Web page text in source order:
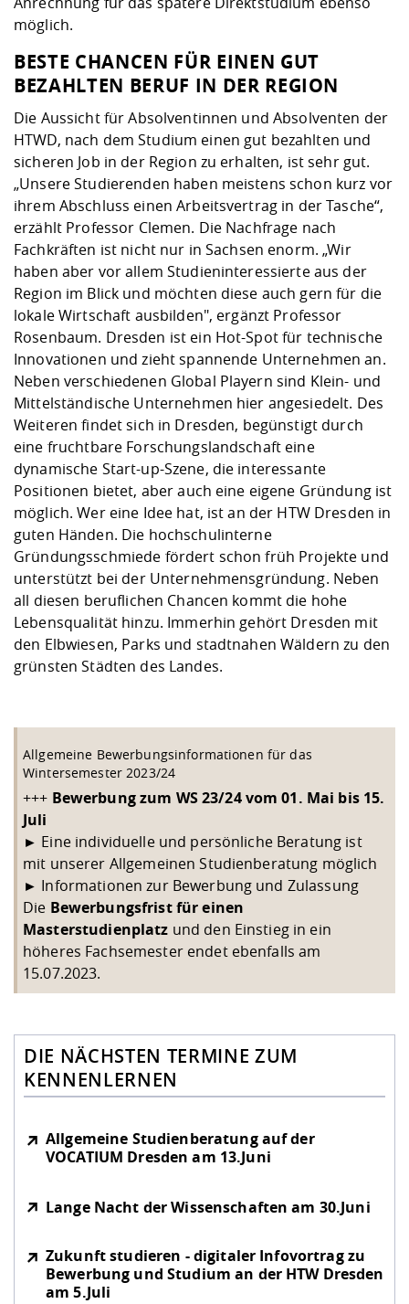
möglich.
BESTE CHANCEN FÜR EINEN GUT
BEZAHLTEN BERUF IN DER REGION
Die Aussicht für Absolventinnen und Absolventen der
HTWD, nach dem Studium einen gut bezahlten und
sicheren Job in der Region zu erhalten, ist sehr gut.
„Unsere Studierenden haben meistens schon kurz vor
ihrem Abschluss einen Arbeitsvertrag in der Tasche“,
erzählt Professor Clemen. Die Nachfrage nach
Fachkräften ist nicht nur in Sachsen enorm. „Wir
haben aber vor allem Studieninteressierte aus der
Region im Blick und möchten diese auch gern für die
lokale Wirtschaft ausbilden", ergänzt Professor
Rosenbaum. Dresden ist ein Hot-Spot für technische
Innovationen und zieht spannende Unternehmen an.
Neben verschiedenen Global Playern sind Klein- und
Mittelständische Unternehmen hier angesiedelt. Des
Weiteren findet sich in Dresden, begünstigt durch
eine fruchtbare Forschungslandschaft eine
dynamische Start-up-Szene, die interessante
Positionen bietet, aber auch eine eigene Gründung ist
möglich. Wer eine Idee hat, ist an der HTW Dresden in
guten Händen. Die hochschulinterne
Gründungsschmiede fördert schon früh Projekte und
unterstützt bei der Unternehmensgründung. Neben
all diesen beruflichen Chancen kommt die hohe
Lebensqualität hinzu. Immerhin gehört Dresden mit
den Elbwiesen, Parks und stadtnahen Wäldern zu den
grünsten Städten des Landes.
Allgemeine Bewerbungsinformationen für das
Wintersemester 2023/24
+++ Bewerbung zum WS 23/24 vom 01. Mai bis 15.
Juli
► Eine individuelle und persönliche Beratung ist
mit unserer Allgemeinen Studienberatung möglich
► Informationen zur Bewerbung und Zulassung
Die Bewerbungsfrist für einen
Masterstudienplatz und den Einstieg in ein
höheres Fachsemester endet ebenfalls am
15.07.2023.
DIE NÄCHSTEN TERMINE ZUM
KENNENLERNEN
Allgemeine Studienberatung auf der
VOCATIUM Dresden am 13.Juni
Lange Nacht der Wissenschaften am 30.Juni
Zukunft studieren - digitaler Infovortrag zu
Bewerbung und Studium an der HTW Dresden
am 5.Juli